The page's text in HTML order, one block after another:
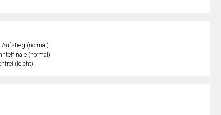
Aufstieg (normal)
(normal)
(leicht)